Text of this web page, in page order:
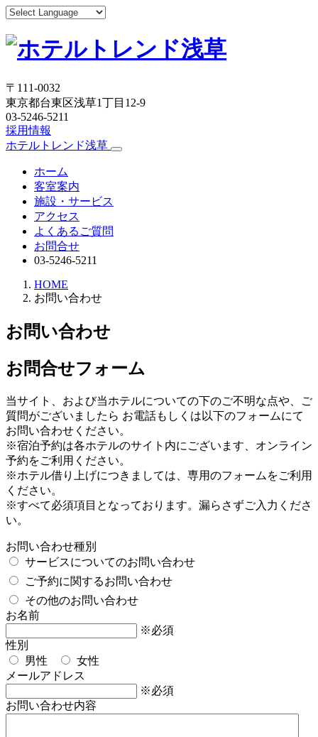
〒111-0032
東京都台東区浅草1丁目12-9
03-5246-5211
採用情報
ホテルトレンド浅草
ホーム
客室案内
施設・サービス
アクセス
よくあるご質問
お問合せ
03-5246-5211
HOME
お問い合わせ
お問い合わせ
お問合せフォーム
当サイト、および当ホテルについての下のご不明な点や、ご
質問がございましたら お電話もしくは以下のフォームにて
お問い合わせください。
※宿泊予約は各ホテルのサイト内にございます、オンライン
予約をご利用ください。
※ホテル借り上げにつきましては、専用のフォームをご利用
ください。
※すべて必須項目となっております。漏らさずご入力くださ
い。
お問い合わせ種別
サービスについてのお問い合わせ
ご予約に関するお問い合わせ
その他のお問い合わせ
お名前
※必須
性別
男性
女性
メールアドレス
※必須
お問い合わせ内容